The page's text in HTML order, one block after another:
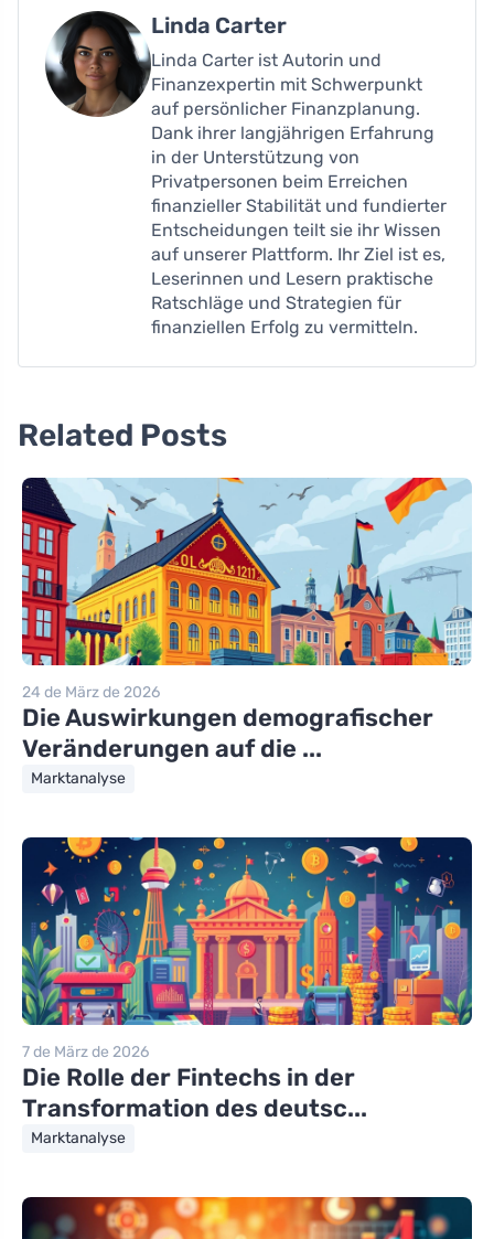
Linda Carter
Linda Carter ist Autorin und
Finanzexpertin mit Schwerpunkt
auf persönlicher Finanzplanung.
Dank ihrer langjährigen Erfahrung
in der Unterstützung von
Privatpersonen beim Erreichen
finanzieller Stabilität und fundierter
Entscheidungen teilt sie ihr Wissen
auf unserer Plattform. Ihr Ziel ist es,
Leserinnen und Lesern praktische
Ratschläge und Strategien für
finanziellen Erfolg zu vermitteln.
Related Posts
24 de März de 2026
Die Auswirkungen demografischer
Veränderungen auf die ...
Marktanalyse
7 de März de 2026
Die Rolle der Fintechs in der
Transformation des deutsc...
Marktanalyse